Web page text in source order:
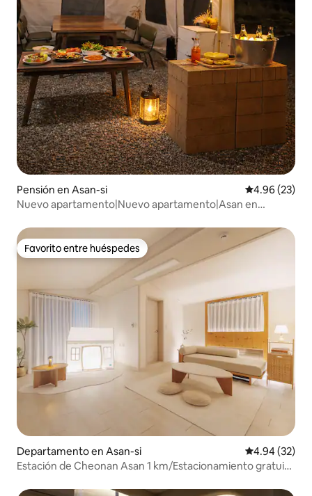
Pensión en Asan-si Calificación
4.96 (23)
Nuevo apartamento|Nuevo apartamento|Asan en
Favorito entre huéspedes
Favorito entre huéspedes
Departamento en Asan-si Calificación
4.94 (32)
Estación de Cheonan Asan 1 km/Estacionamiento gratuito